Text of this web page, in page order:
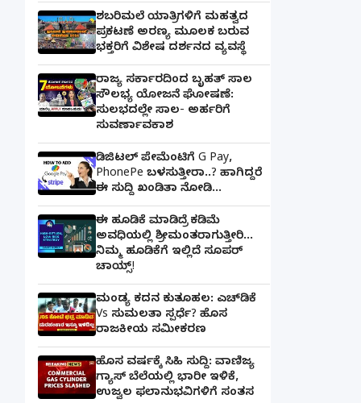
ಶಬರಿಮಲೆ ಯಾತ್ರಿಗಳಿಗೆ ಮಹತ್ವದ
ಪ್ರಕಟಣೆ ಅರಣ್ಯ ಮೂಲಕ ಬರುವ
ಭಕ್ತರಿಗೆ ವಿಶೇಷ ದರ್ಶನದ ವ್ಯವಸ್ಥೆ
ರಾಜ್ಯ ಸರ್ಕಾರದಿಂದ ಬೃಹತ್ ಸಾಲ
ಸೌಲಭ್ಯ ಯೋಜನೆ ಘೋಷಣೆ:
ಸುಲಭದಲ್ಲೇ ಸಾಲ- ಅರ್ಹರಿಗೆ
ಸುವರ್ಣಾವಕಾಶ
ಡಿಜಿಟಲ್ ಪೇಮೆಂಟಿಗೆ G Pay,
PhonePe ಬಳಸುತ್ತೀರಾ..? ಹಾಗಿದ್ದರೆ
ಈ ಸುದ್ದಿ ಖಂಡಿತಾ ನೋಡಿ...
ಈ ಹೂಡಿಕೆ ಮಾಡಿದ್ರೆ ಕಡಿಮೆ
ಅವಧಿಯಲ್ಲಿ ಶ್ರೀಮಂತರಾಗುತ್ತೀರಿ...
ನಿಮ್ಮ ಹೂಡಿಕೆಗೆ ಇಲ್ಲಿದೆ ಸೂಪರ್
ಚಾಯ್ಸ್‌!
ಮಂಡ್ಯ ಕದನ ಕುತೂಹಲ: ಎಚ್‌ಡಿಕೆ
Vs ಸುಮಲತಾ ಸ್ಪರ್ಧೆ? ಹೊಸ
ರಾಜಕೀಯ ಸಮೀಕರಣ
ಹೊಸ ವರ್ಷಕ್ಕೆ ಸಿಹಿ ಸುದ್ದಿ: ವಾಣಿಜ್ಯ
ಗ್ಯಾಸ್‌ ಬೆಲೆಯಲ್ಲಿ ಭಾರೀ ಇಳಿಕೆ,
ಉಜ್ವಲ ಫಲಾನುಭವಿಗಳಿಗೆ ಸಂತಸ